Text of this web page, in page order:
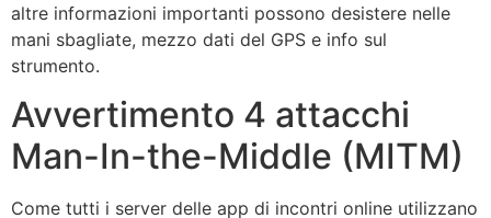
altre informazioni importanti possono desistere nelle
mani sbagliate, mezzo dati del GPS e info sul
strumento.
Avvertimento 4 attacchi
Man-In-the-Middle (MITM)
Come tutti i server delle app di incontri online utilizzano